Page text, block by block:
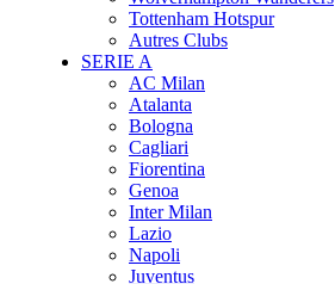
Tottenham Hotspur
Autres Clubs
SERIE A
AC Milan
Atalanta
Bologna
Cagliari
Fiorentina
Genoa
Inter Milan
Lazio
Napoli
Juventus